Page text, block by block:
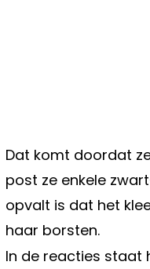
Dat komt doordat
post ze enkele
opvalt is dat het
haar borsten.
In de reacties staat